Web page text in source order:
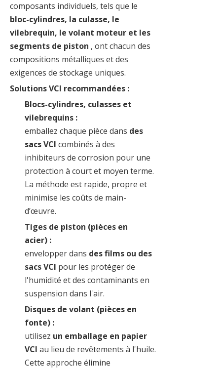
composants individuels, tels que le
bloc-cylindres, la culasse, le
vilebrequin, le volant moteur et les
segments de piston , ont chacun des
compositions métalliques et des
exigences de stockage uniques.
Solutions VCI recommandées :
Blocs-cylindres, culasses et
vilebrequins :
emballez chaque pièce dans des
sacs VCI combinés à des
inhibiteurs de corrosion pour une
protection à court et moyen terme.
La méthode est rapide, propre et
minimise les coûts de main-
d’œuvre.
Tiges de piston (pièces en
acier) :
envelopper dans des films ou des
sacs VCI pour les protéger de
l'humidité et des contaminants en
suspension dans l'air.
Disques de volant (pièces en
fonte) :
utilisez un emballage en papier
VCI au lieu de revêtements à l'huile.
Cette approche élimine